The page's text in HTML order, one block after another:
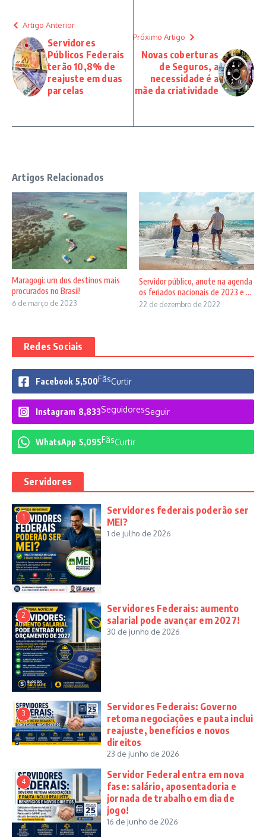
Artigo Anterior
Servidores
Públicos Federais
terão 10,8% de
reajuste em duas
parcelas
Próximo Artigo
Novas coberturas
de Seguros, a
necessidade é a
mãe da criatividade
Artigos Relacionados
Maragogi: um dos destinos mais
procurados no Brasil!
6 de março de 2023
Servidor público, anote na agenda
os feriados nacionais de 2023 e ...
22 de dezembro de 2022
Redes Sociais
Facebook 5,500FãsCurtir
Instagram 8,833SeguidoresSeguir
WhatsApp 5,095FãsCurtir
Servidores
1
Servidores federais poderão ser
MEI?
1 de julho de 2026
2
Servidores Federais: aumento
salarial pode avançar em 2027!
30 de junho de 2026
3
Servidores Federais: Governo
retoma negociações e pauta inclui
reajuste, benefícios e novos
direitos
23 de junho de 2026
4
Servidor Federal entra em nova
fase: salário, aposentadoria e
jornada de trabalho em dia de
jogo!
16 de junho de 2026